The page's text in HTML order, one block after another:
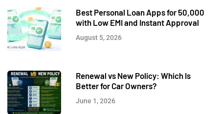
Best Personal Loan Apps for 50,000
with Low EMI and Instant Approval
August 5, 2026
Renewal vs New Policy: Which Is
Better for Car Owners?
June 1, 2026